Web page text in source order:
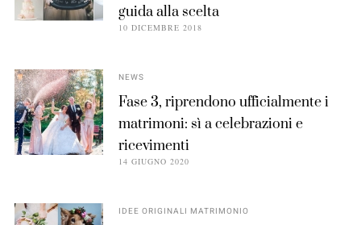
guida alla scelta
10 DICEMBRE 2018
NEWS
Fase 3, riprendono ufficialmente i
matrimoni: sì a celebrazioni e
ricevimenti
14 GIUGNO 2020
IDEE ORIGINALI MATRIMONIO